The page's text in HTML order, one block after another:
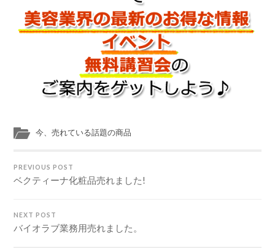
今、売れている話題の商品
PREVIOUS POST
ベクティーナ化粧品売れました!
NEXT POST
バイオラブ業務用売れました。